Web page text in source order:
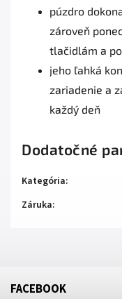
púzdro
zároveň
tlačidlám a
jeho ľahká
zariadenie a
každý deň
Dodatočné
Kategória:
Záruka:
FACEBOOK